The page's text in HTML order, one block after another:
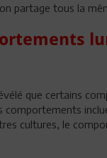
partage tous la
que certains
comportements
cultures, le